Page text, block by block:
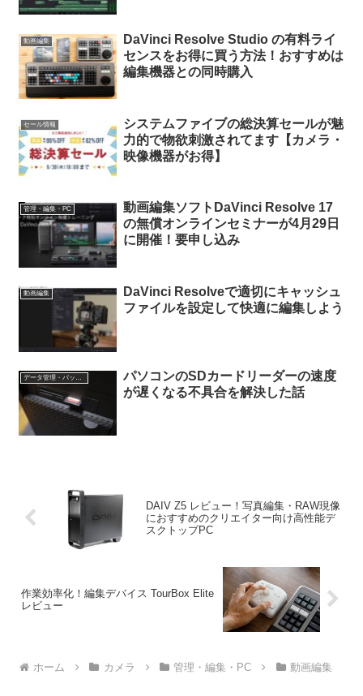
動画編集
DaVinci Resolve Studio の有料ライ
センスをお得に買う方法！おすすめは
編集機器との同時購入
セール情報
システムファイブの総決算セールが魅
力的で物欲刺激されてます【カメラ・
映像機器がお得】
管理・編集・PC
動画編集ソフトDaVinci Resolve 17
の無償オンラインセミナーが4月29日
に開催！要申し込み
動画編集
DaVinci Resolveで適切にキャッシュ
ファイルを設定して快適に編集しよう
データ管理・バックアップ
パソコンのSDカードリーダーの速度
が遅くなる不具合を解決した話
DAIV Z5 レビュー！写真編集・RAW現像
におすすめのクリエイター向け高性能デ
スクトップPC
作業効率化！編集デバイス TourBox Elite
レビュー
ホーム カメラ 管理・編集・PC 動画編集